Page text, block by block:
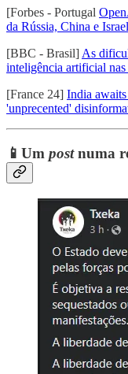
[Forbes - Portugal
da Rússia, China e
[BBC - Brasil] As
inteligência artificial nas
[France 24] India
'unprecented'
📱Um postnuma